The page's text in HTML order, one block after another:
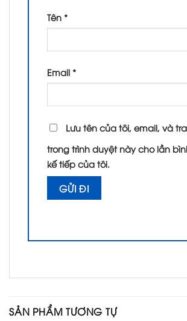
Tên *
Email *
Lưu tên của tôi, email, và
trong trình duyệt này cho lần
kế tiếp của tôi.
SẢN PHẨM TƯƠNG TỰ